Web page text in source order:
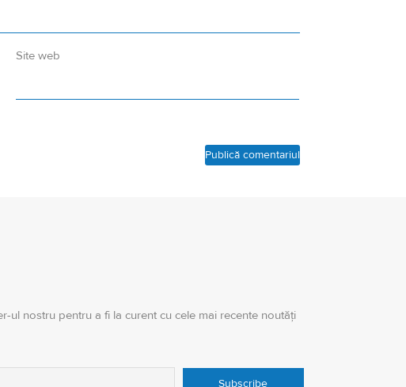
Site web
ul nostru pentru a fi la curent cu cele mai recente noutăți